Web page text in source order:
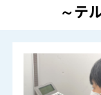
～テ